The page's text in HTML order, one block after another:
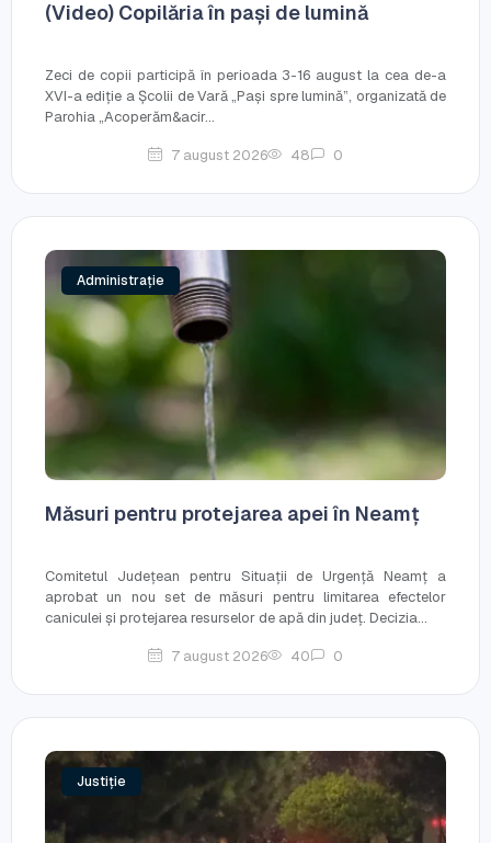
(Video) Copilăria în pași de lumină
Zeci de copii participă în perioada 3-16 august la cea de-a
XVI-a ediție a Școlii de Vară „Pași spre lumină”, organizată de
Parohia „Acoperăm&acir...
7 august 2026 48 0
Administrație
Măsuri pentru protejarea apei în Neamț
Comitetul Județean pentru Situații de Urgență Neamț a
aprobat un nou set de măsuri pentru limitarea efectelor
caniculei și protejarea resurselor de apă din județ. Decizia...
7 august 2026 40 0
Justiție